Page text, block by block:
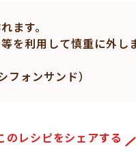
ます。
を利用して慎重に外
ォンサンド）
のレシピをシェアする